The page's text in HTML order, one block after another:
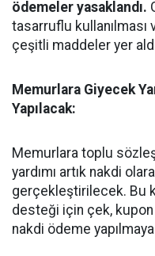
ödemeler yasaklandı.
tasarruflu kullanılması
çeşitli maddeler yer
Memurlara Giyecek
Yapılacak:
Memurlara toplu
yardımı artık nakdi
gerçekleştirilecek. Bu
desteği için çek,
nakdi ödeme